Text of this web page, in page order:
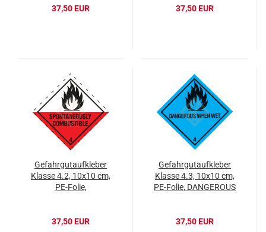
37,50 EUR 37,50 EUR
Gefahrgutaufkleber
Klasse 4.2, 10x10 cm,
PE-Folie,
37,50 EUR
Gefahrgutaufkleber
Klasse 4.3, 10x10 cm,
PE-Folie, DANGEROUS
37,50 EUR